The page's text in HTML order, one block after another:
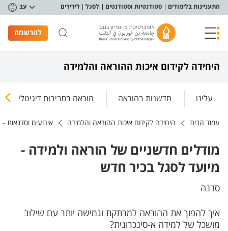
תפריט נגישות
התעניינות בלימודים סטודנטיות וסטודנטים לסגל לידידים עב
להרשמה
היחידה לקידום איכות ההוראה והלמידה
עלינו חדשנות בהוראה הוראה בסביבות דיגיטליות
עמוד הבית היחידה לקידום איכות ההוראה והלמידה אירועים וסדנאות
מודלים חדשניים של הוראה ולמידה -
מיועד לסגל בכיר חדש
סדנה
איך להפוך את ההוראה למרתקת וגמישה יותר עם שילוב
מושכל של למידה א-סינכרונית?